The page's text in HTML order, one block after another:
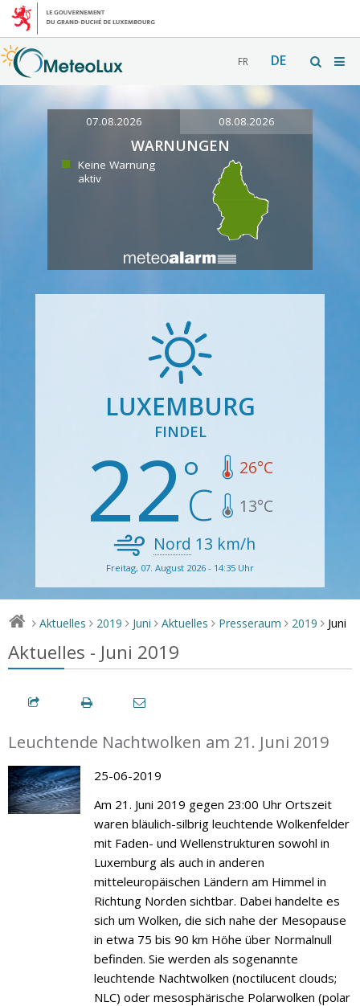
FR DE
07.08.2026 08.08.2026
WARNUNGEN
Keine Warnung
aktiv
LUXEMBURG
FINDEL
22 26°C
13°C
Nord 13 km/h
Freitag, 07. August 2026 - 14:35 Uhr
> Aktuelles > 2019 > Juni > Aktuelles > Presseraum > 2019 > Juni
Aktuelles - Juni 2019
Leuchtende Nachtwolken am 21. Juni 2019
25-06-2019
Am 21. Juni 2019 gegen 23:00 Uhr Ortszeit
waren bläulich-silbrig leuchtende Wolkenfelder
mit Faden- und Wellenstrukturen sowohl in
Luxemburg als auch in anderen
mitteleuropäischen Ländern am Himmel in
Richtung Norden sichtbar. Dabei handelte es
sich um Wolken, die sich nahe der Mesopause
in etwa 75 bis 90 km Höhe über Normalnull
befinden. Sie werden als sogenannte
leuchtende Nachtwolken (noctilucent clouds;
NLC) oder mesosphärische Polarwolken (polar